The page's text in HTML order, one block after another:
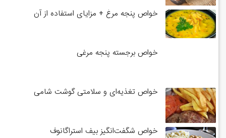
خواص پنجه مرغ + مزایای استفاده از آن
خواص برجسته پنجه مرغی
خواص تغذیه‌ای و سلامتی گوشت شامی
خواص شگفت‌انگیز بیف استراگانوف